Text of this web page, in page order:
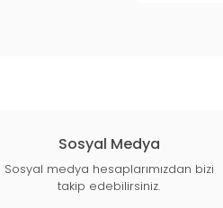
Sosyal Medya
Sosyal medya hesaplarımızdan bizi
takip edebilirsiniz.